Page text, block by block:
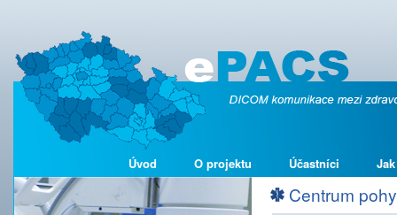
Úvod O projektu Účastníci
Centrum